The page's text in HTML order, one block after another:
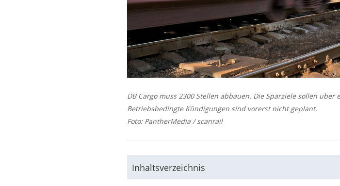
DB Cargo muss 2300 Stellen abbauen. Die Sparziele sollen
Betriebsbedingte Kündigungen sind vorerst nicht geplant.
Foto: PantherMedia / scanrail
Inhaltsverzeichnis